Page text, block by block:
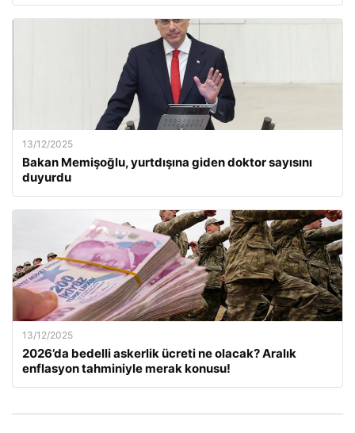
13/12/2025
Bakan Memişoğlu, yurtdışına giden doktor sayısını
duyurdu
13/12/2025
2026’da bedelli askerlik ücreti ne olacak? Aralık
enflasyon tahminiyle merak konusu!